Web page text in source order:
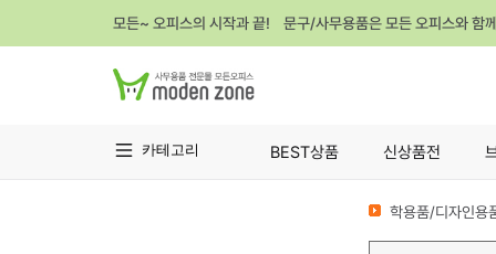
모든~ 오피스의 시작과 끝! 문구/사무용품은 모든 오피스와 함
카테고리 BEST상품 신상품전
학용품/디자인용